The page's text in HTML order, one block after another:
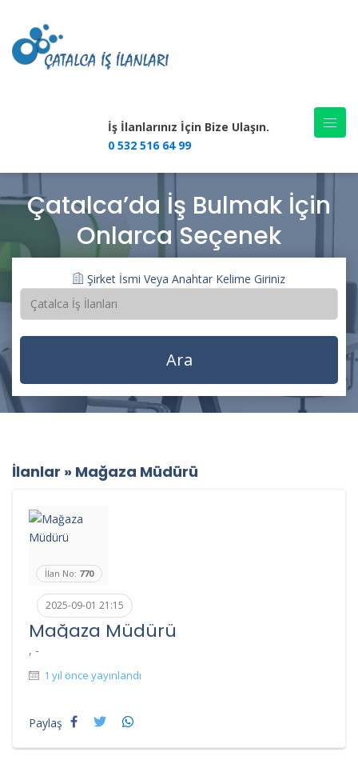
İş İlanlarınız İçin Bize Ulaşın.
0 532 516 64 99
Çatalca’da İş Bulmak İçin
Onlarca Seçenek
Şirket İsmi Veya Anahtar Kelime Giriniz
İlanlar » Mağaza Müdürü
İlan No: 770
2025-09-01 21:15
Mağaza Müdürü
, -
1 yıl önce yayınlandı
Paylaş